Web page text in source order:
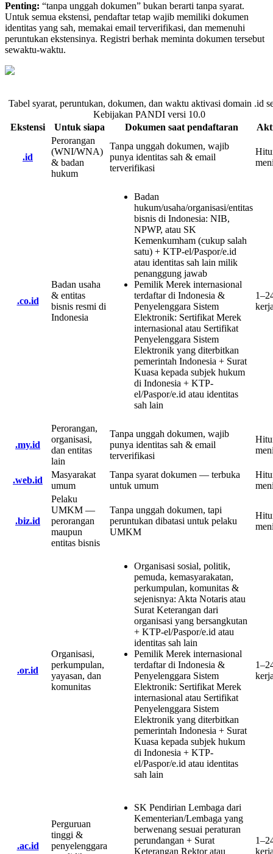
Penting: “tanpa unggah dokumen” bukan berarti tanpa syarat.
Untuk semua ekstensi, pendaftar tetap wajib memiliki dokumen
identitas yang sah, memakai email terverifikasi, dan memenuhi
peruntukan ekstensinya. Registri berhak meminta dokumen tersebut
sewaktu-waktu.
Tabel syarat, peruntukan, dokumen, dan waktu aktivasi domain .id
Kebijakan PANDI versi 10.0
Ekstensi
Untuk siapa Dokumen saat pendaftaran
.id
Perorangan
(WNI/WNA)
& badan
hukum
Tanpa unggah dokumen, wajib
punya identitas sah & email
terverifikasi
.co.id
Badan usaha
& entitas
bisnis resmi di
Indonesia
Badan
hukum/usaha/organisasi/entitas
bisnis di Indonesia: NIB,
NPWP, atau SK
Kemenkumham (cukup salah
satu) + KTP-el/Paspor/e.id
atau identitas sah lain milik
penanggung jawab
Pemilik Merek internasional
terdaftar di Indonesia &
Penyelenggara Sistem
Elektronik: Sertifikat Merek
internasional atau Sertifikat
Penyelenggara Sistem
Elektronik yang diterbitkan
pemerintah Indonesia + Surat
Kuasa kepada subjek hukum
di Indonesia + KTP-
el/Paspor/e.id atau identitas
sah lain
.my.id
Perorangan,
organisasi,
dan entitas
lain
Tanpa unggah dokumen, wajib
punya identitas sah & email
terverifikasi
.web.id
Masyarakat
umum
Tanpa syarat dokumen — terbuka
untuk umum
.biz.id
Pelaku
UMKM —
perorangan
maupun
entitas bisnis
Tanpa unggah dokumen, tapi
peruntukan dibatasi untuk pelaku
UMKM
.or.id
Organisasi,
perkumpulan,
yayasan, dan
komunitas
Organisasi sosial, politik,
pemuda, kemasyarakatan,
perkumpulan, komunitas &
sejenisnya: Akta Notaris atau
Surat Keterangan dari
organisasi yang bersangkutan
+ KTP-el/Paspor/e.id atau
identitas sah lain
Pemilik Merek internasional
terdaftar di Indonesia &
Penyelenggara Sistem
Elektronik: Sertifikat Merek
internasional atau Sertifikat
Penyelenggara Sistem
Elektronik yang diterbitkan
pemerintah Indonesia + Surat
Kuasa kepada subjek hukum
di Indonesia + KTP-
el/Paspor/e.id atau identitas
sah lain
.ac.id
Perguruan
tinggi &
penyelenggara
SK Pendirian Lembaga dari
Kementerian/Lembaga yang
berwenang sesuai peraturan
perundangan + Surat
Keterangan Rektor atau